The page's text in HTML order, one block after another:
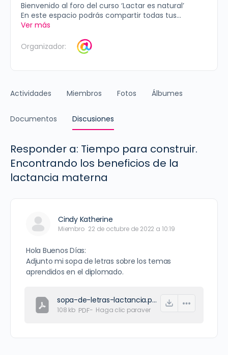
Bienvenido al foro del curso ‘Lactar es natural’
En este espacio podrás compartir todas tus...
Ver más
Organizador:
Actividades Miembros Fotos Álbumes
Documentos Discusiones
Responder a: Tiempo para construir.
Encontrando los beneficios de la
lactancia materna
Cindy Katherine
Miembro 22 de octubre de 2022 a 10:19
Hola Buenos Días:
Adjunto mi sopa de letras sobre los temas
aprendidos en el diplomado.
sopa-de-letras-lactancia.pdf
108 kb PDF- Haga clic paraver